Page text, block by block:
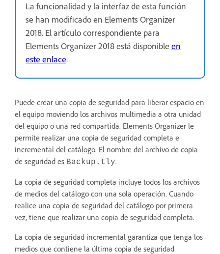
La funcionalidad y la interfaz de esta función
se han modificado en Elements Organizer
2018. El artículo correspondiente para
Elements Organizer 2018 está disponible en
este enlace.
Puede crear una copia de seguridad para liberar espacio en
el equipo moviendo los archivos multimedia a otra unidad
del equipo o una red compartida. Elements Organizer le
permite realizar una copia de seguridad completa e
incremental del catálogo. El nombre del archivo de copia
de seguridad es Backup.tly.
La copia de seguridad completa incluye todos los archivos
de medios del catálogo con una sola operación. Cuando
realice una copia de seguridad del catálogo por primera
vez, tiene que realizar una copia de seguridad completa.
La copia de seguridad incremental garantiza que tenga los
medios que contiene la última copia de seguridad